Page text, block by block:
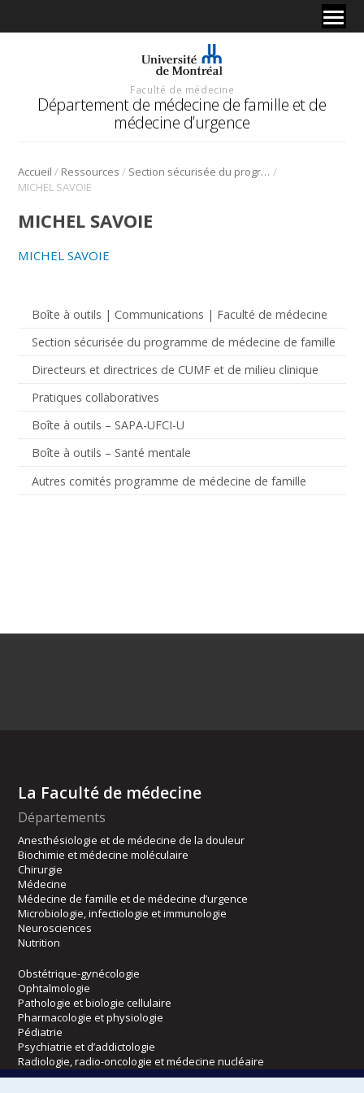
Faculté de médecine
Département de médecine de famille et de
médecine d’urgence
Accueil / Ressources / Section sécurisée du programme de médecine de famille /
MICHEL SAVOIE
Boîte à outils | Communications | Faculté de médecine
Section sécurisée du programme de médecine de famille
Directeurs et directrices de CUMF et de milieu clinique
Pratiques collaboratives
Boîte à outils – SAPA-UFCI-U
Boîte à outils – Santé mentale
Autres comités programme de médecine de famille
MICHEL SAVOIE
MICHEL SAVOIE
La Faculté de médecine
Départements
Anesthésiologie et de médecine de la douleur
Biochimie et médecine moléculaire
Chirurgie
Médecine
Médecine de famille et de médecine d’urgence
Microbiologie, infectiologie et immunologie
Neurosciences
Nutrition
Obstétrique-gynécologie
Ophtalmologie
Pathologie et biologie cellulaire
Pharmacologie et physiologie
Pédiatrie
Psychiatrie et d’addictologie
Radiologie, radio-oncologie et médecine nucléaire